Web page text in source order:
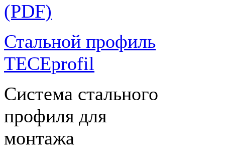
(PDF)
Стальной профиль
TECEprofil
Система стального
профиля для
монтажа